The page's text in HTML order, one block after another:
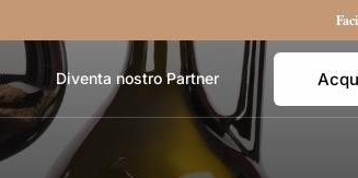
Diventa nostro Partner